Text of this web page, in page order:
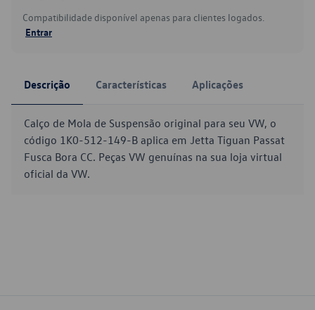
Compatibilidade disponível apenas para clientes logados.
Entrar
Descrição Características Aplicações
Calço de Mola de Suspensão original para seu VW, o
código 1K0-512-149-B aplica em Jetta Tiguan Passat
Fusca Bora CC. Peças VW genuínas na sua loja virtual
oficial da VW.